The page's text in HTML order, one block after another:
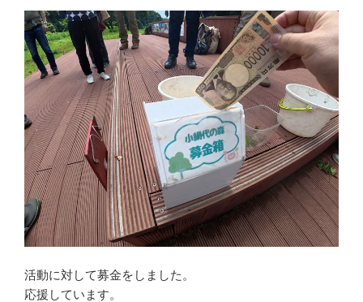
活動に対して募金をしました。
応援しています。